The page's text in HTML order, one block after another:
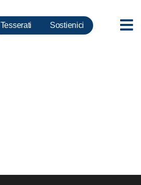
Tesserati Sostienici